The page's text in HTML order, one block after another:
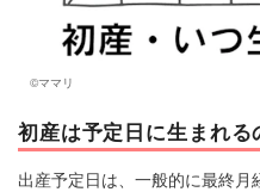
©ママリ
初産は予定日に生まれる
出産予定日は、一般的に最終月